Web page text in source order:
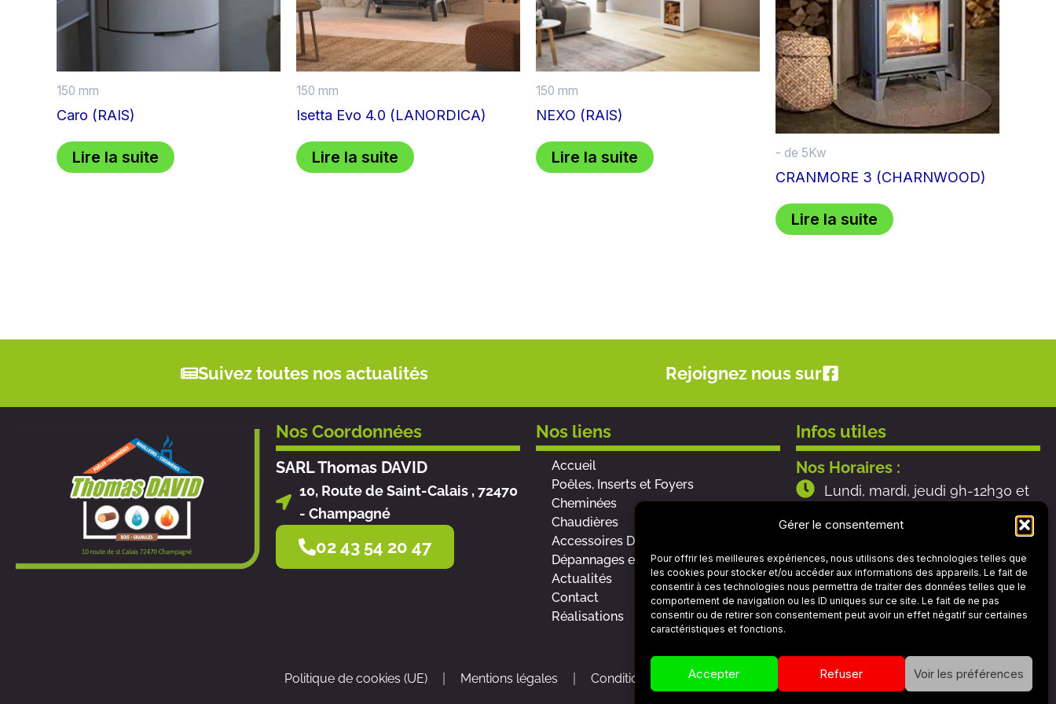
Gérer le consentement
Pour offrir les meilleures expériences, nous utilisons des technologies telles que
les cookies pour stocker et/ou accéder aux informations des appareils. Le fait de
consentir à ces technologies nous permettra de traiter des données telles que le
comportement de navigation ou les ID uniques sur ce site. Le fait de ne pas
consentir ou de retirer son consentement peut avoir un effet négatif sur certaines
caractéristiques et fonctions.
Accepter Refuser Voir les préférences
150 mm
Caro (RAIS)
Lire la suite
150 mm
Isetta Evo 4.0 (LANORDICA)
Lire la suite
150 mm
NEXO (RAIS)
Lire la suite - de 5Kw
CRANMORE 3 (CHARNWOOD)
Lire la suite
Suivez toutes nos actualités Rejoignez nous sur
Nos Coordonnées
SARL Thomas DAVID
10, Route de Saint-Calais , 72470
- Champagné
02 43 54 20 47
Nos liens
Accueil
Poêles, Inserts et Foyers
Cheminées
Chaudières
Accessoires Design et protections
Dépannages et SAV
Actualités
Contact
Réalisations
Infos utiles
Nos Horaires :
Lundi, mardi, jeudi 9h-12h30 et
RDV)
Vendredi 9h-12h30 et 13h30-17h
Samedi 9h-12h
Politique de cookies (UE) Mentions légales Conditions générales de ventes